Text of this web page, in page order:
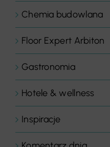
Chemia budowlana
Floor Expert Arbiton
Gastronomia
Hotele & wellness
Inspiracje